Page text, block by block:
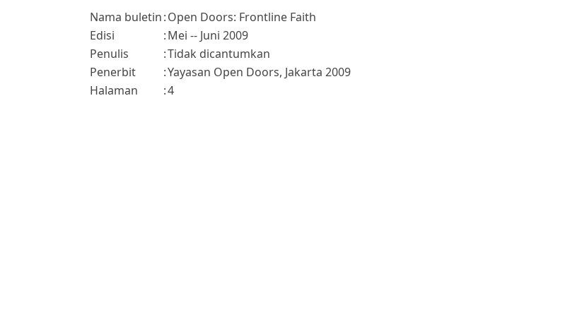
Nama buletin:Open Doors: Frontline Faith
Edisi
:Mei -- Juni 2009
Penulis
:Tidak dicantumkan
Penerbit
:Yayasan Open Doors, Jakarta 2009
Halaman
:4